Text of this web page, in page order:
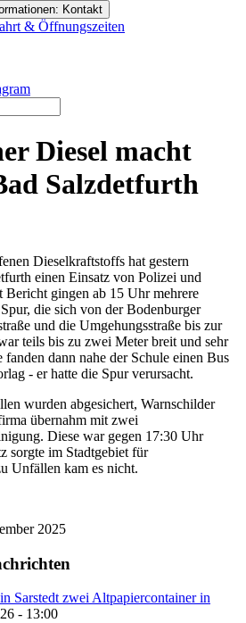
Kontakt
& Öffnungszeiten
Diesel macht
Salzdetfurth
Dieselkraftstoffs hat gestern
einen Einsatz von Polizei und
Bericht gingen ab 15 Uhr mehrere
die sich von der Bodenburger
und die Umgehungsstraße bis zur
teils bis zu zwei Meter breit und sehr
dann nahe der Schule einen Bus
- er hatte die Spur verursacht.
wurden abgesichert, Warnschilder
übernahm mit zwei
Diese war gegen 17:30 Uhr
sorgte im Stadtgebiet für
Unfällen kam es nicht.
2025
Sarstedt zwei Altpapiercontainer in
- 13:00